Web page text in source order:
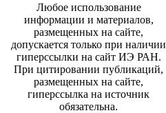
Любое использование
информации и материалов,
размещенных на сайте,
допускается только при наличии
гиперссылки на сайт ИЭ РАН.
При цитировании публикаций,
размещенных на сайте,
гиперссылка на источник
обязательна.